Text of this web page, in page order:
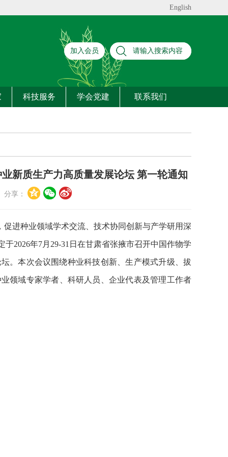
English
加入会员
科技服务 学会党建 联系我们
新质生产力高质量发展论坛 第一轮通知
享：
进种业领域学术交流、技术协同创新与产学研用深
2026年7月29-31日在甘肃省张掖市召开中国作物学
。本次会议围绕种业科技创新、生产模式升级、拔
领域专家学者、科研人员、企业代表及管理工作者